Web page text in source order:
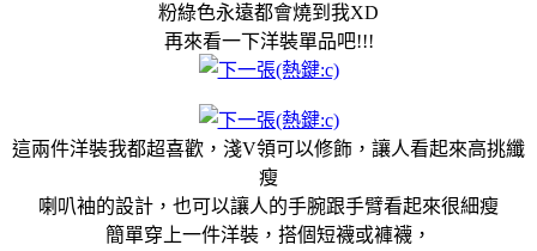
粉綠色永遠都會燒到我XD
再來看一下洋裝單品吧!!!
這兩件洋裝我都超喜歡，淺V領可以修飾，讓人看起來高挑纖
瘦
喇叭袖的設計，也可以讓人的手腕跟手臂看起來很細瘦
簡單穿上一件洋裝，搭個短襪或褲襪，